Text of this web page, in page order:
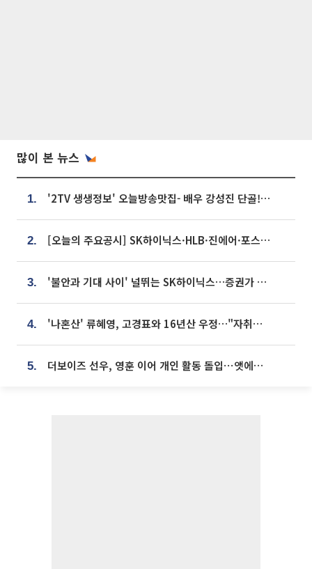
많이 본 뉴스
1. '2TV 생생정보' 오늘방송맛집- 배우 강성진 단골! 쌀국수ㆍ푸팟퐁 커리 맛집 '블○○○'
2. [오늘의 주요공시] SK하이닉스·HLB·진에어·포스코홀딩스·네이버·대우건설 등
3. '불안과 기대 사이' 널뛰는 SK하이닉스…증권가 "HBM4·LTA 기반 펀터멘털 견고"
4. '나혼산' 류혜영, 고경표와 16년산 우정…"자취방서 부모님과 마주쳐"
5. 더보이즈 선우, 영훈 이어 개인 활동 돌입⋯앳에어리어와 전속계약